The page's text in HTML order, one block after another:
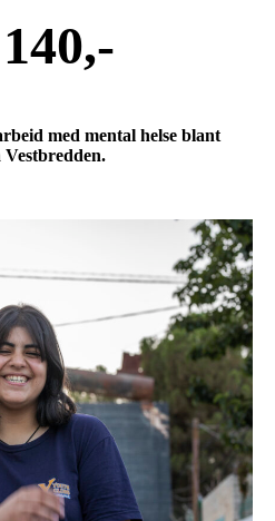
,-
med mental helse blant
Vestbredden.